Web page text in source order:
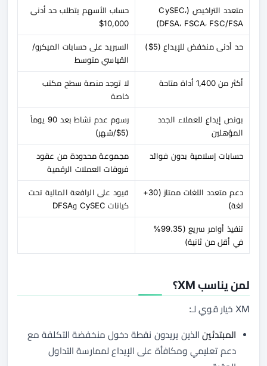
متعدد التراخيص (CySEC،
DFSA، FSCA، FSC/FSA)
حساب الأسهم يتطلب حد أدنى
10,000$
حد أدنى منخفض للإيداع (5$)
السبريد على حسابات الميكرو/
القياسي متوسط
أكثر من 1,400 أداة متاحة
لا توجد منصة سطح مكتب
خاصة
بونص إيداع للعملاء الجدد
المؤهلين
رسوم عدم نشاط بعد 90 يوماً
(5$/شهر)
حسابات إسلامية بدون فوائد
مجموعة محدودة من عقود
فروقات العملات الرقمية
دعم متعدد اللغات ممتاز (30+
لغة)
قيود على الرافعة المالية تحت
كيانات CySEC وDFSA
تنفيذ أوامر سريع (99.35%
في أقل من ثانية)
لمن يناسب XM؟
XM خيار قوي لـ:
المبتدئينالذين يريدون نقطة دخول منخفضة التكلفة مع
دعم تعليمي ومكافأة على الإيداع لممارسة التداول